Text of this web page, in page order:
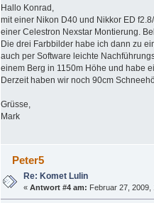
Hallo Konrad,
mit einer Nikon D40 und Nikkor ED
einer Celestron Nexstar Montierung.
Die drei Farbbilder habe ich dann zu
auch per Software leichte
einem Berg in 1150m Höhe und habe
Derzeit haben wir noch 90cm
Grüsse,
Mark
Peter5
Re: Komet Lulin
«Antwort #4 am: Februar 27, 2009,